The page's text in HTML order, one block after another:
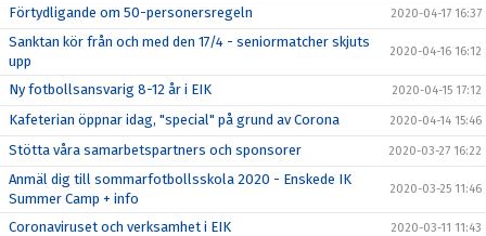
Förtydligande om 50-personersregeln 2020-04-17 16:37
Sanktan kör från och med den 17/4 - seniormatcher skjuts
upp
2020-04-16 16:12
Ny fotbollsansvarig 8-12 år i EIK 2020-04-15 17:12
Kafeterian öppnar idag, "special" på grund av Corona 2020-04-14 15:46
Stötta våra samarbetspartners och sponsorer 2020-03-27 16:22
Anmäl dig till sommarfotbollsskola 2020 - Enskede IK
Summer Camp + info
2020-03-25 11:46
Coronaviruset och verksamhet i EIK 2020-03-11 11:43